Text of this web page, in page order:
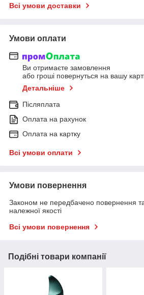
Всі умови доставки
Умови оплати
Ви отримаєте замовлення
або гроші повернуться на вашу
Детальніше
Післяплата
Оплата на рахунок
Оплата на картку
Всі умови оплати
Умови повернення
Законом не передбачено повернення
належної якості
Всі умови повернення
Подібні товари компанії